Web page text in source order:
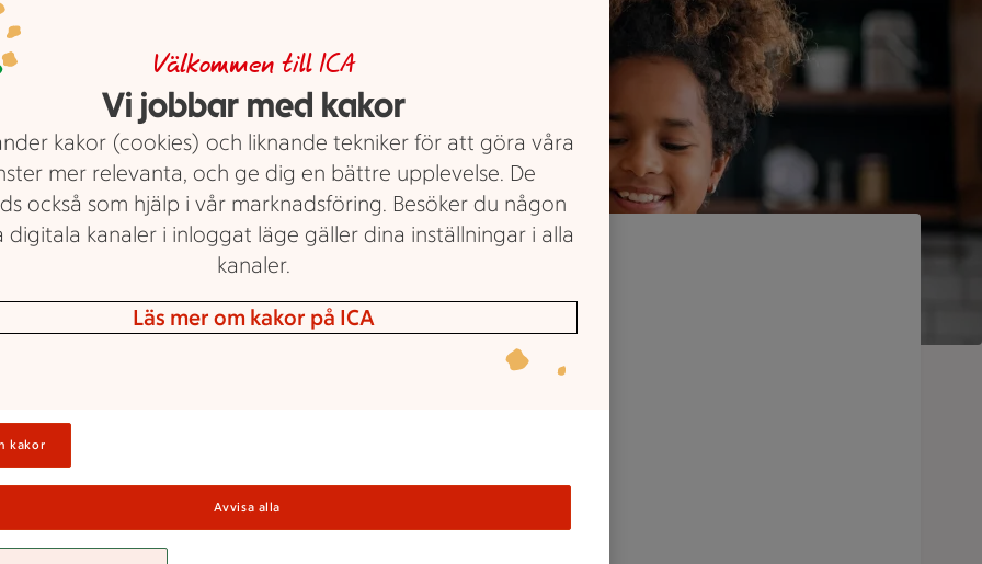
Kvissleby för
har vi samlat vardagssmarta måltidslösningar,
och grönskande inspiration som smakar
för både stora och små. Och stora små.
Välkommen till ICA
Vi jobbar med kakor
kakor (cookies) och liknande tekniker för att göra våra
mer relevanta, och ge dig en bättre upplevelse. De
också som hjälp i vår marknadsföring. Besöker du någon
digitala kanaler i inloggat läge gäller dina inställningar i alla
kanaler.
Läs mer om kakor på ICA
kakor
Avvisa alla